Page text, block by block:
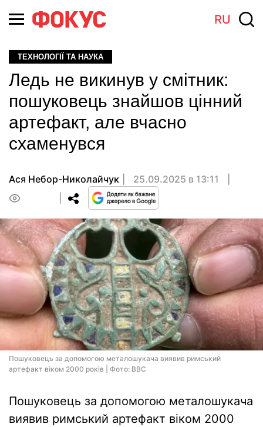
RU
ТЕХНОЛОГІЇ ТА НАУКА
Ледь не викинув у смітник:
пошуковець знайшов цінний
артефакт, але вчасно
схаменувся
Ася Небор-Николайчук
25.09.2025 в 13:11
Пошуковець за допомогою металошукача виявив римський
артефакт віком 2000 років | Фото: BBC
Пошуковець за допомогою металошукача
виявив римський артефакт віком 2000